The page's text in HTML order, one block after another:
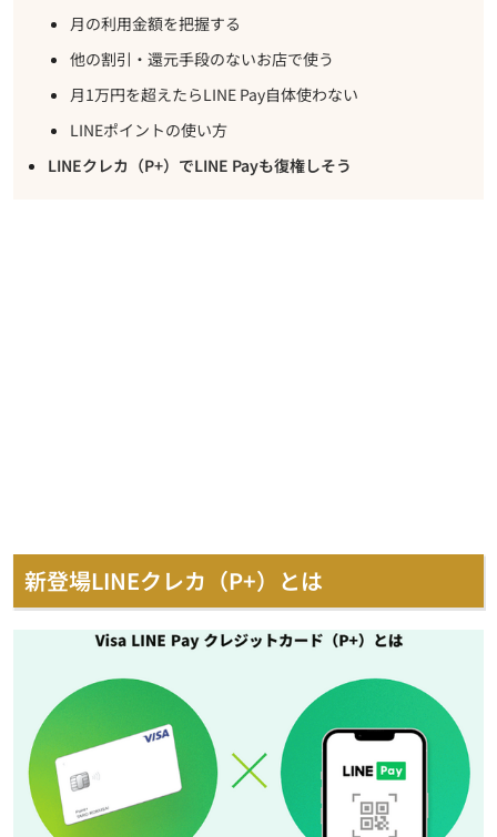
月の利用金額を把握する
他の割引・還元手段のないお店で使う
月1万円を超えたらLINE Pay自体使わない
LINEポイントの使い方
LINEクレカ（P+）でLINE Payも復権しそう
新登場LINEクレカ（P+）とは